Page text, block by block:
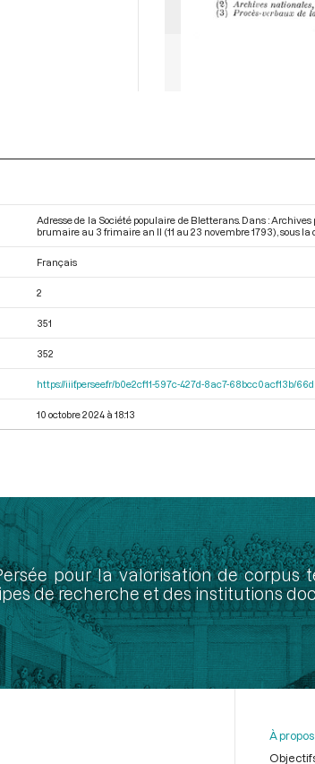
Adresse de la Société populaire de Bletterans. Dans :
brumaire au 3 frimaire an II (11 au 23 novembre 1793) , sous
Français
2
351
352
https://iiif.persee.fr/b0e2cf11-597c-427d-8ac7-68bcc0acf13b/
10 octobre 2024 à 18:13
pour la valorisation de corpus
de recherche et des institutions
À propos